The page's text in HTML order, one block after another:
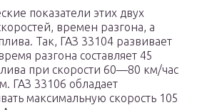
показатели этих двух
времен разгона, а
Так, ГАЗ 33104 развивает
разгона составляет 45
при скорости 60—80 км/час
ГАЗ 33106 обладает
максимальную скорость 105